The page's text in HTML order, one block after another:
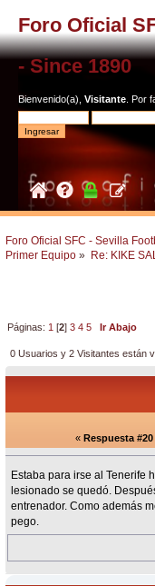
Foro Oficial
- Since 1890
Bienvenido(a), Visitante . Por
Foro Oficial SFC - Sevilla
Primer Equipo » Re: KIKE
Páginas: 1 [2]3 4 5 Ir Abajo
0 Usuarios y 2 Visitantes están
« Respuesta #20
Estaba para irse al Tenerife
lesionado se quedó.
entrenador. Como además
pego.